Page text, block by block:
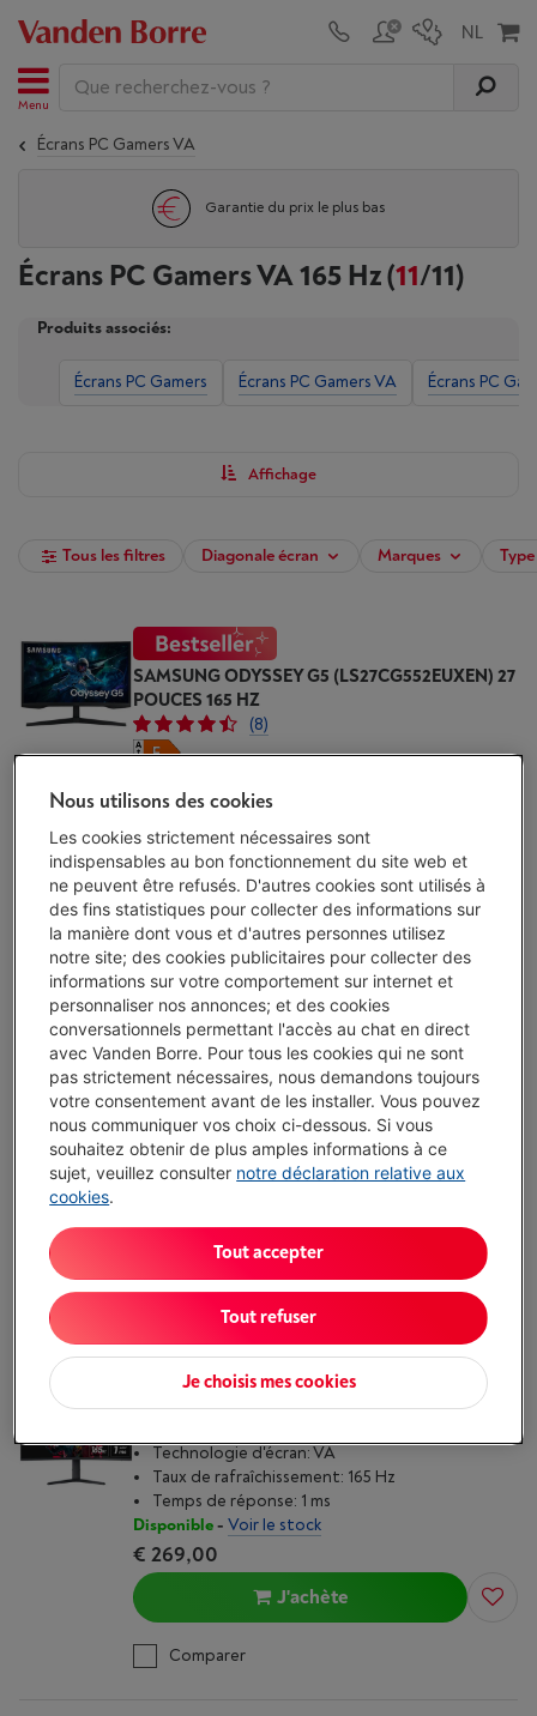
Menu
Écrans PC Gamers VA
Garantie du prix le plus bas
Écrans PC Gamers VA 165 Hz(11/11)
Produits associés:
Écrans PC Gamers Écrans PC Gamers VA Écrans PC
Affichage
Tous les filtres Diagonale écran Marques
SAMSUNG ODYSSEY G5 (LS27CG552EUXEN) 27
POUCES 165 HZ
(8)
Taux de rafraîchissement: 165 Hz
Disponible-Voir le stock
€ 179,00
J'achète
Comparer
KOORUI 24E6CA
Écochèques
Technologie d'écran: VA
Taux de rafraîchissement: 165 Hz
Temps de réponse: 1 ms
€ 129,00
Comparer
KOORUI 34E6UC
Technologie d'écran: VA
Taux de rafraîchissement: 165 Hz
Temps de réponse: 1 ms
Disponible- Voir le stock
€ 269,00
J'achète
Comparer
Nous utilisons des cookies
Les cookies strictement nécessaires sont
indispensables au bon fonctionnement du site web et
ne peuvent être refusés. D'autres cookies sont utilisés à
des fins statistiques pour collecter des informations sur
la manière dont vous et d'autres personnes utilisez
notre site; des cookies publicitaires pour collecter des
informations sur votre comportement sur internet et
personnaliser nos annonces; et des cookies
conversationnels permettant l'accès au chat en direct
avec Vanden Borre. Pour tous les cookies qui ne sont
pas strictement nécessaires, nous demandons toujours
votre consentement avant de les installer. Vous pouvez
nous communiquer vos choix ci-dessous. Si vous
souhaitez obtenir de plus amples informations à ce
sujet, veuillez consulter notre déclaration relative aux
cookies.
Je choisis mes cookies
Tout refuser
Tout accepter